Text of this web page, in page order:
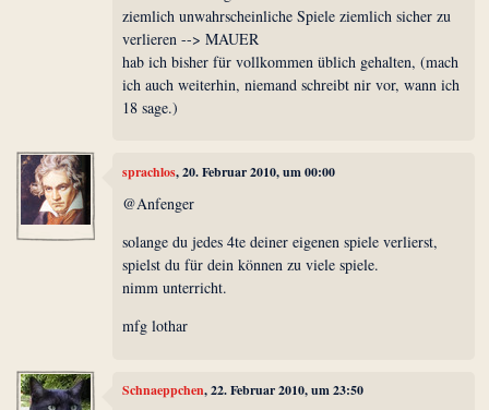
ziemlich unwahrscheinliche Spiele ziemlich sicher zu
verlieren --> MAUER
hab ich bisher für vollkommen üblich gehalten, (mach
ich auch weiterhin, niemand schreibt nir vor, wann ich
18 sage.)
sprachlos, 20. Februar 2010, um 00:00
@Anfenger
solange du jedes 4te deiner eigenen spiele verlierst,
spielst du für dein können zu viele spiele.
nimm unterricht.
mfg lothar
Schnaeppchen, 22. Februar 2010, um 23:50